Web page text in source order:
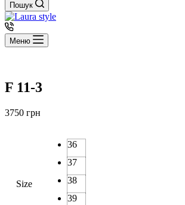
Пошук
Меню
F 11-3
3750 грн
Size
36
37
38
39